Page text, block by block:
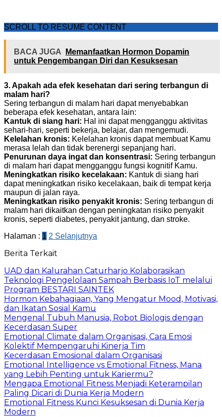
SCROLL TO RESUME CONTENT
BACA JUGA
Memanfaatkan Hormon Dopamin
untuk Pengembangan Diri dan Kesuksesan
3. Apakah ada efek kesehatan dari sering terbangun di
malam hari?
Sering terbangun di malam hari dapat menyebabkan
beberapa efek kesehatan, antara lain:
Kantuk di siang hari: Hal ini dapat mengganggu aktivitas
sehari-hari, seperti bekerja, belajar, dan mengemudi.
Kelelahan kronis: Kelelahan kronis dapat membuat Kamu
merasa lelah dan tidak berenergi sepanjang hari.
Penurunan daya ingat dan konsentrasi: Sering terbangun
di malam hari dapat mengganggu fungsi kognitif Kamu.
Meningkatkan risiko kecelakaan: Kantuk di siang hari
dapat meningkatkan risiko kecelakaan, baik di tempat kerja
maupun di jalan raya.
Meningkatkan risiko penyakit kronis: Sering terbangun di
malam hari dikaitkan dengan peningkatan risiko penyakit
kronis, seperti diabetes, penyakit jantung, dan stroke.
Halaman : 1 2 Selanjutnya
Berita Terkait
UAD dan Kalurahan Caturharjo Kolaborasikan
Teknologi Pengelolaan Sampah Berbasis IoT melalui
Program BESTARI SAINTEK
Hormon Kebahagiaan, Yang Mengatur Mood, Motivasi,
dan Ikatan Sosial Kamu
Mengenal Tubuh Manusia, Robot Biologis dengan
Kecerdasan Super
Emotional Climate dalam Organisasi, Cara Emosi
Kolektif Mempengaruhi Kinerja Tim
Kecerdasan Emosional dalam Organisasi
Emotional Intelligence vs Emotional Fitness, Mana
yang Lebih Penting untuk Kariermu?
Mengapa Emotional Fitness Menjadi Keterampilan
Paling Dicari di Dunia Kerja Modern
Emotional Fitness Kunci Kesuksesan di Dunia Kerja
Modern